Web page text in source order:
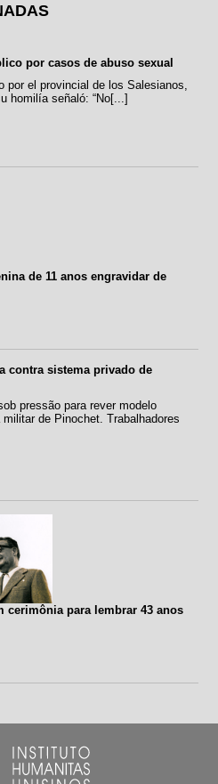
por casos de abuso sexual
por el provincial de los Salesianos,
homilía señaló: “No[...]
de 11 anos engravidar de
contra sistema privado de
pressão para rever modelo
de Pinochet. Trabalhadores
cerimônia para lembrar 43 anos